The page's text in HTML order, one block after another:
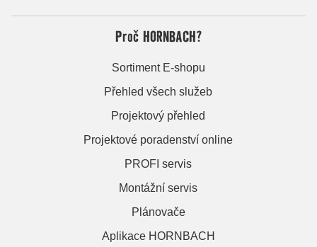
Proč HORNBACH?
Sortiment E-shopu
Přehled všech služeb
Projektový přehled
Projektové poradenství online
PROFI servis
Montážní servis
Plánovače
Aplikace HORNBACH